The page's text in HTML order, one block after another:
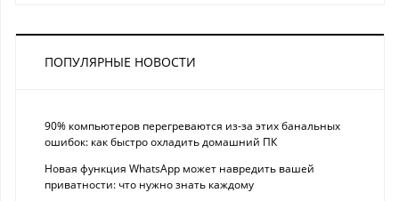
ПОПУЛЯРНЫЕ НОВОСТИ
90% компьютеров перегреваются из-за этих банальных
ошибок: как быстро охладить домашний ПК
Новая функция WhatsApp может навредить вашей
приватности: что нужно знать каждому